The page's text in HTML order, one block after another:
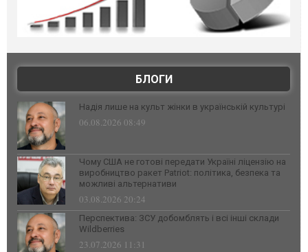
БЛОГИ
Надія лише на культ жінки в українській культурі
06.08.2026 08:49
Чому США не готові передати Україні ліцензію на
виробництво ракет Patriot: політика, безпека та
можливі альтернативи
03.08.2026 20:24
Перспектива: ЗСУ добомблять і всі інші склади
Wildberries
23.07.2026 11:31